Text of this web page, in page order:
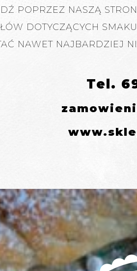
POPRZEZ NASZĄ
DOTYCZĄCYCH
NAWET NAJBARDZIEJ
Tel.